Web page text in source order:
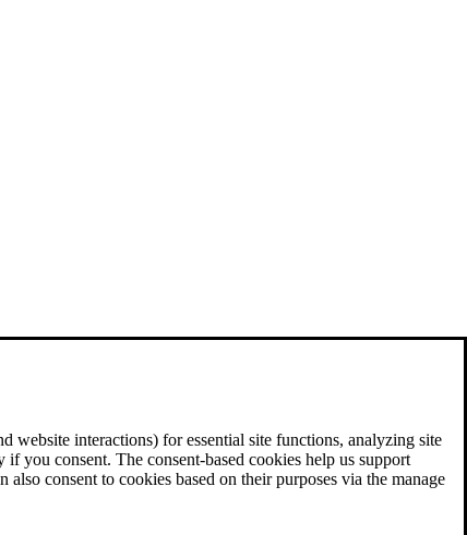
website interactions) for essential site functions, analyzing site
you consent. The consent-based cookies help us support
consent to cookies based on their purposes via the manage